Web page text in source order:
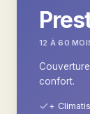
12 À 60
Couverture
confort.
+